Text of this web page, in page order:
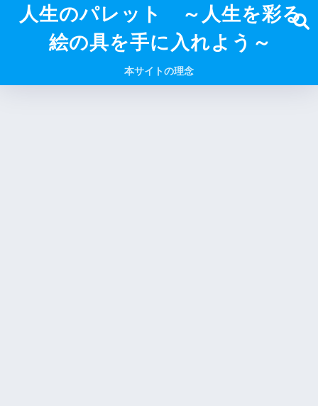
人生のパレット ～人生を彩る
絵の具を手に入れよう～
本サイトの理念